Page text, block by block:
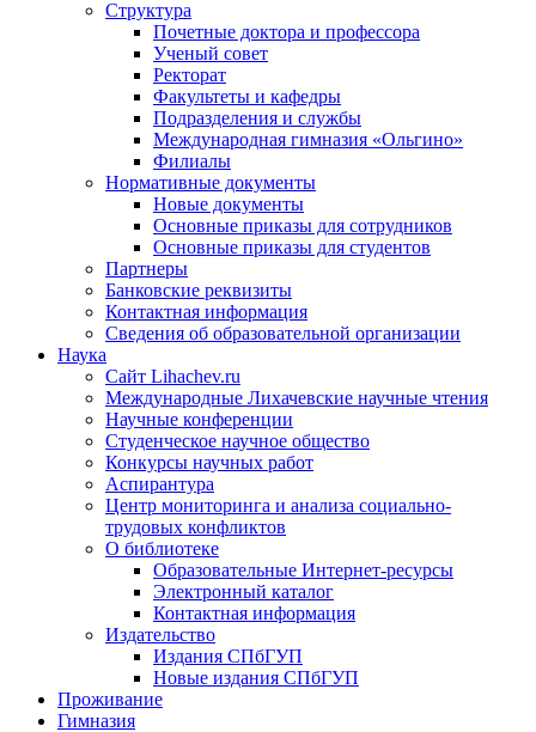
Структура
Почетные доктора и профессора
Ученый совет
Ректорат
Факультеты и кафедры
Подразделения и службы
Международная гимназия «Ольгино»
Филиалы
Нормативные документы
Новые документы
Основные приказы для сотрудников
Основные приказы для студентов
Партнеры
Банковские реквизиты
Контактная информация
Сведения об образовательной организации
Наука
Сайт Lihachev.ru
Международные Лихачевские научные чтения
Научные конференции
Студенческое научное общество
Конкурсы научных работ
Аспирантура
Центр мониторинга и анализа социально-
трудовых конфликтов
О библиотеке
Образовательные Интернет-ресурсы
Электронный каталог
Контактная информация
Издательство
Издания СПбГУП
Новые издания СПбГУП
Проживание
Гимназия